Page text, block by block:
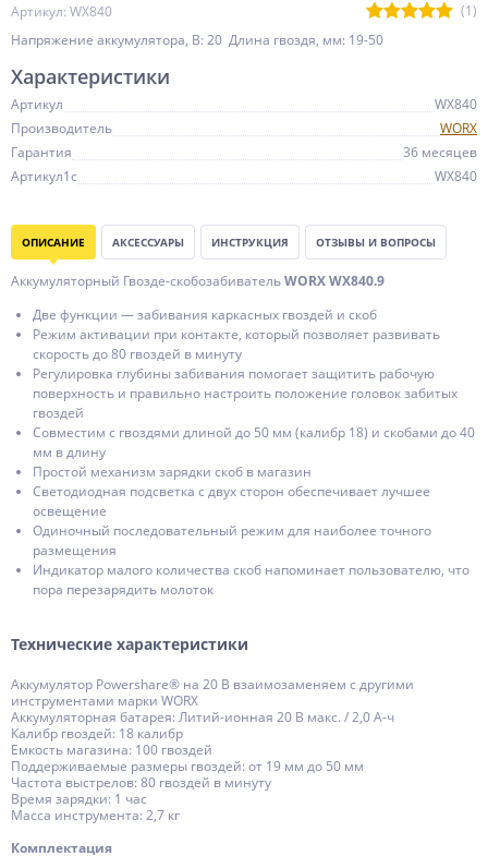
Артикул: WX840
(1)
Напряжение аккумулятора, В: 20 Длина гвоздя, мм: 19-50
Характеристики
Артикул
WX840
Производитель
WORX
Гарантия
36 месяцев
Артикул1c
WX840
ОПИСАНИЕ АКСЕССУАРЫ ИНСТРУКЦИЯ ОТЗЫВЫ И ВОПРОСЫ
Аккумуляторный Гвозде-скобозабивательWORX WX840.9
Две функции — забивания каркасных гвоздей и скоб
Режим активации при контакте, который позволяет развивать
скорость до 80 гвоздей в минуту
Регулировка глубины забивания помогает защитить рабочую
поверхность и правильно настроить положение головок забитых
гвоздей
Совместим с гвоздями длиной до 50 мм (калибр 18) и скобами до 40
мм в длину
Простой механизм зарядки скоб в магазин
Светодиодная подсветка с двух сторон обеспечивает лучшее
освещение
Одиночный последовательный режим для наиболее точного
размещения
Индикатор малого количества скоб напоминает пользователю, что
пора перезарядить молоток
Технические характеристики
Аккумулятор Powershare® на 20 В взаимозаменяем с другими
инструментами марки WORX
Аккумуляторная батарея: Литий-ионная 20 В макс. / 2,0 А-ч
Калибр гвоздей: 18 калибр
Емкость магазина: 100 гвоздей
Поддерживаемые размеры гвоздей: от 19 мм до 50 мм
Частота выстрелов: 80 гвоздей в минуту
Время зарядки: 1 час
Масса инструмента: 2,7 кг
Комплектация